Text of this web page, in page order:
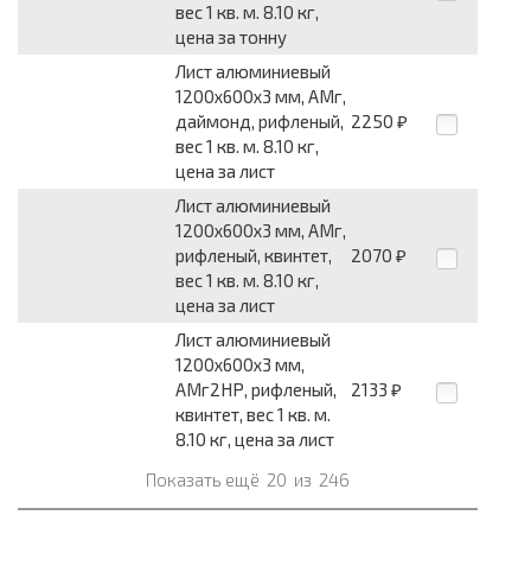
вес 1 кв. м. 8.10 кг,
цена за тонну
Лист алюминиевый
1200x600x3 мм, АМг,
даймонд, рифленый,
вес 1 кв. м. 8.10 кг,
цена за лист
2250 ₽
Лист алюминиевый
1200x600x3 мм, АМг,
рифленый, квинтет,
вес 1 кв. м. 8.10 кг,
цена за лист
2070 ₽
Лист алюминиевый
1200x600x3 мм,
АМг2НР, рифленый,
квинтет, вес 1 кв. м.
8.10 кг, цена за лист
2133 ₽
Показать ещё 20 из 246